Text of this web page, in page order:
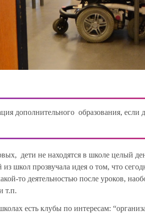
дополнительного образования, если
дети не находятся в школе целый
школ прозвучала идея о том, что
то деятельностью после уроков,
т.п.
есть клубы по интересам: